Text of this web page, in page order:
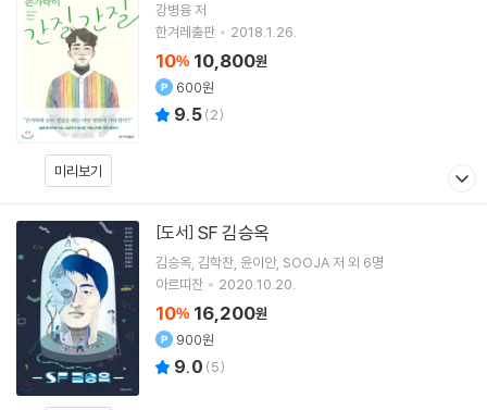
미리보기
강병융저
한겨레출판
2018.1.26.
10% 10,800원
600원
9.5(2)
[도서] SF 김승옥
김승옥 김학찬 윤이안 SOOJA저 외 6명
아르띠잔
2020.10.20.
10% 16,200원
900원
9.0 (5)